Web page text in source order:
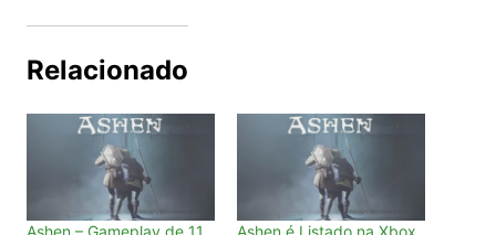
Relacionado